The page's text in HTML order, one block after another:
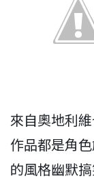
來自奧地利
作品都是角
的風格幽默